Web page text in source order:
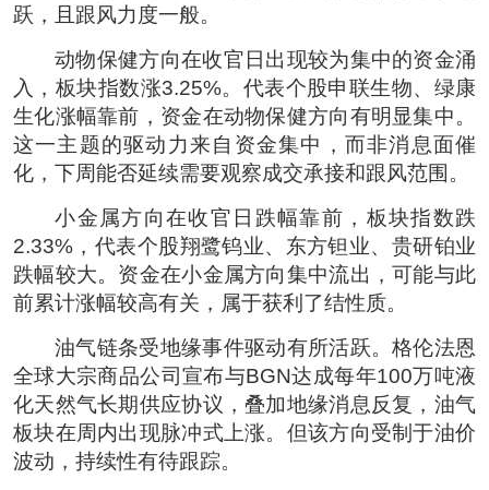
跃，且跟风力度一般。
动物保健方向在收官日出现较为集中的资金涌
入，板块指数涨3.25%。代表个股申联生物、绿康
生化涨幅靠前，资金在动物保健方向有明显集中。
这一主题的驱动力来自资金集中，而非消息面催
化，下周能否延续需要观察成交承接和跟风范围。
小金属方向在收官日跌幅靠前，板块指数跌
2.33%，代表个股翔鹭钨业、东方钽业、贵研铂业
跌幅较大。资金在小金属方向集中流出，可能与此
前累计涨幅较高有关，属于获利了结性质。
油气链条受地缘事件驱动有所活跃。格伦法恩
全球大宗商品公司宣布与BGN达成每年100万吨液
化天然气长期供应协议，叠加地缘消息反复，油气
板块在周内出现脉冲式上涨。但该方向受制于油价
波动，持续性有待跟踪。